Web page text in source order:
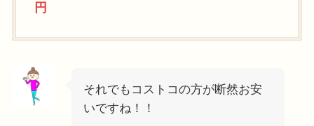
円
それでもコストコの方が断然お安
いですね！！